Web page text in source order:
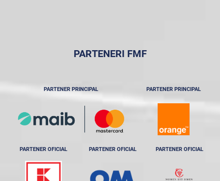
PARTENERI FMF
PARTENER PRINCIPAL PARTENER PRINCIPAL
PARTENER OFICIAL PARTENER OFICIAL PARTENER OFICIAL